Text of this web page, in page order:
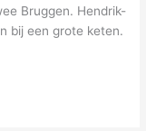
Bruggen. Hendrik-
bij een grote keten.